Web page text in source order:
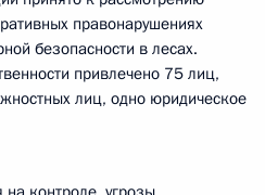
правонарушениях
безопасности в лесах.
привлечено 75 лиц,
лиц, одно юридическое